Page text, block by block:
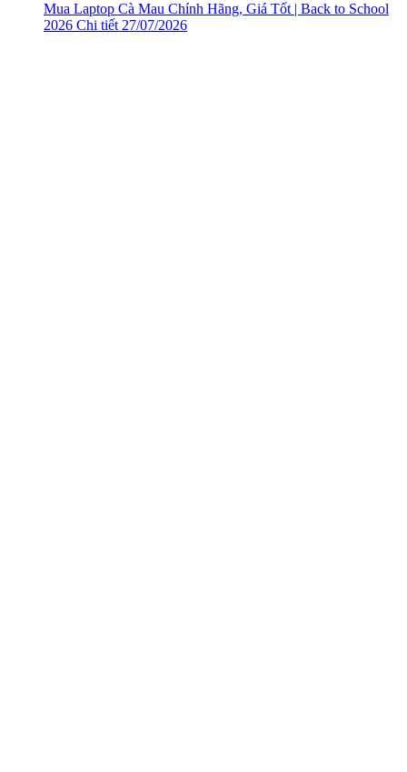
Mua Laptop Cà Mau Chính Hãng, Giá Tốt | Back to School
2026 Chi tiết 27/07/2026